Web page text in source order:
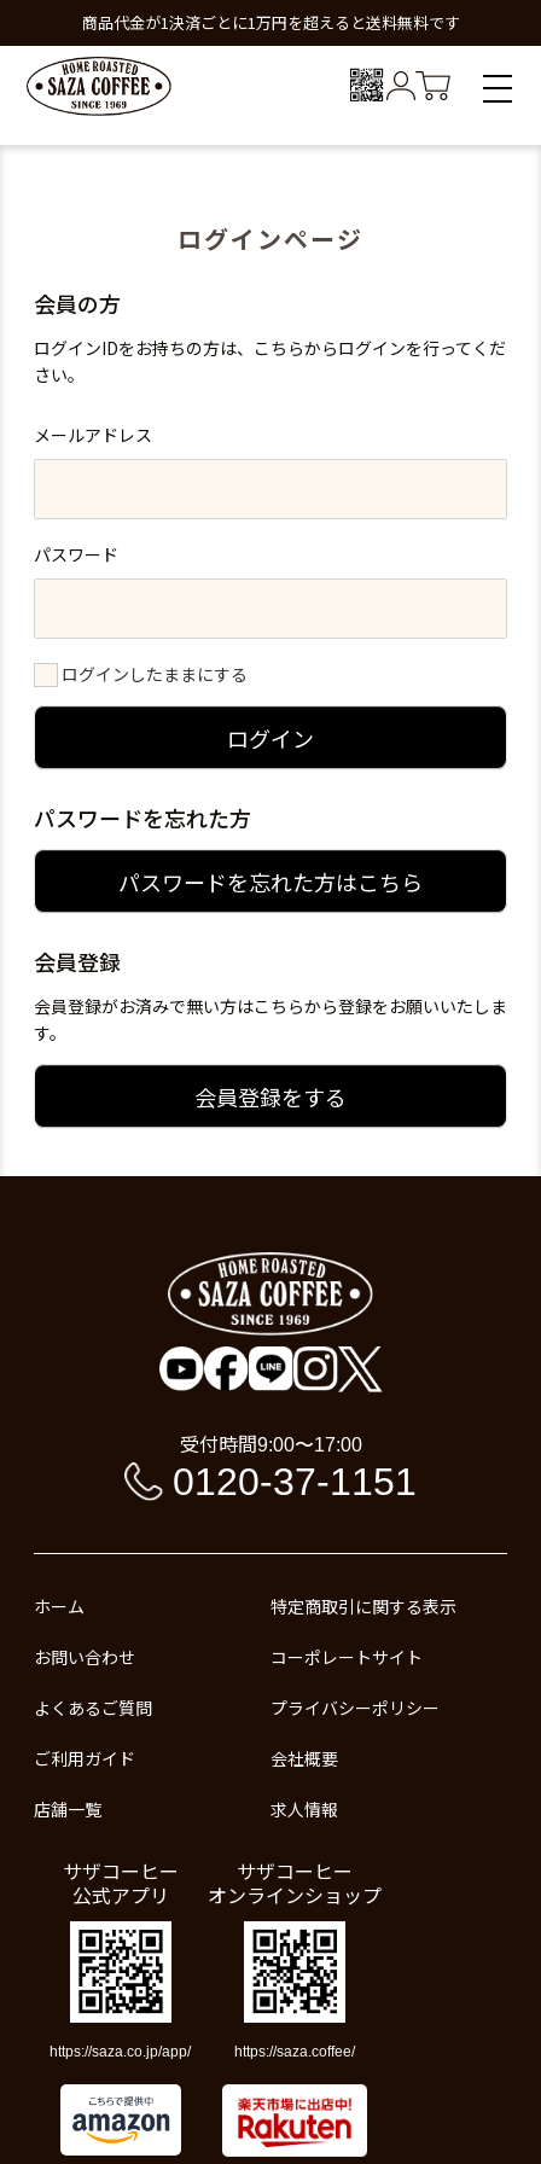
商品代金が1決済ごとに1万円を超えると送料無料です
ログインページ
会員の方
ログインIDをお持ちの方は、こちらからログインを行ってくだ
さい。
メールアドレス
パスワード
ログインしたままにする
ログイン
パスワードを忘れた方
パスワードを忘れた方はこちら
会員登録
会員登録がお済みで無い方はこちらから登録をお願いいたしま
す。
会員登録をする
受付時間9:00〜17:00
0120-37-1151
ホーム
お問い合わせ
よくあるご質問
ご利用ガイド
店舗一覧
特定商取引に関する表示
コーポレートサイト
プライバシーポリシー
会社概要
求人情報
サザコーヒー
公式アプリ
https://saza.co.jp/app/
サザコーヒー
オンラインショップ
https://saza.coffee/